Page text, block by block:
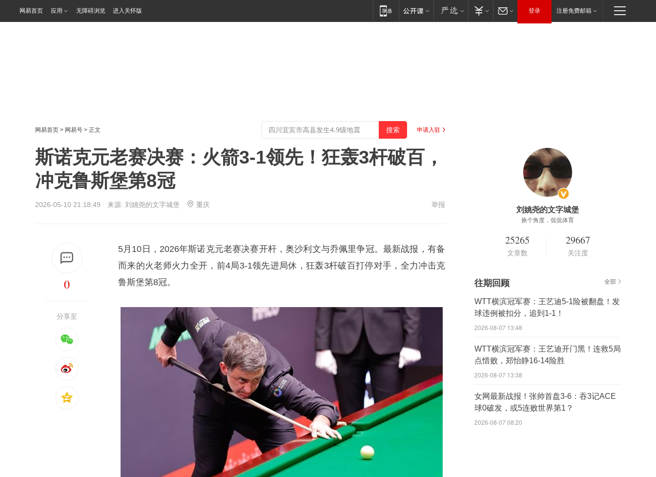
网易首页 应用 无障碍浏览 进入关怀版 登录 注册免费邮箱
网易首页 > 网易号 > 正文 申请入驻
斯诺克元老赛决赛：火箭3-1领先！狂轰3杆破百，
冲克鲁斯堡第8冠
2026-05-10 21:18:49 来源: 刘姚尧的文字城堡 重庆 举报
0
分享至
5月10日，2026年斯诺克元老赛决赛开杆，奥沙利文与乔佩里争冠。最新战报，有备
而来的火老师火力全开，前4局3-1领先进局休，狂轰3杆破百打停对手，全力冲击克
鲁斯堡第8冠。
刘姚尧的文字城堡
换个角度，侃侃体育
25265
文章数
29667
关注度
往期回顾 全部
WTT横滨冠军赛：王艺迪5-1险被翻盘！发
球违例被扣分，追到1-1！
2026-08-07 13:48
WTT横滨冠军赛：王艺迪开门黑！连救5局
点惜败，郑怡静16-14险胜
2026-08-07 13:38
女网最新战报！张帅首盘3-6：吞3记ACE
球0破发，或5连败世界第1？
2026-08-07 08:20